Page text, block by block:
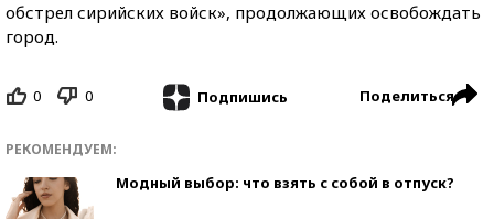
обстрел сирийских войск», продолжающих освобождать
город.
0 0 Подпишись Поделиться
РЕКОМЕНДУЕМ:
Модный выбор: что взять с собой в отпуск?